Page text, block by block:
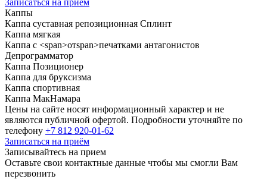
Каппы
Каппа суставная репозиционная Сплинт
Каппа мягкая
Каппа с <span>отspan>печатками антагонистов
Депрограмматор
Каппа Позиционер
Каппа для бруксизма
Каппа спортивная
Каппа МакНамара
Цены на сайте носят информационный характер и не
являются публичной офертой. Подробности уточняйте по
телефону +7 812 920-01-62
Записаться на приём
Записывайтесь на прием
Оставьте свои контактные данные чтобы мы смогли Вам
перезвонить